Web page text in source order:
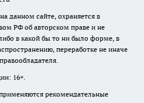
данном сайте, охраняется в
РФ об авторском праве и не
в какой бы то ни было форме, в
переработке не иначе
16+.
рекомендательные